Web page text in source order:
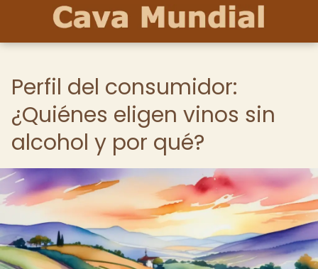
Perfil del consumidor:
¿Quiénes eligen vinos sin
alcohol y por qué?